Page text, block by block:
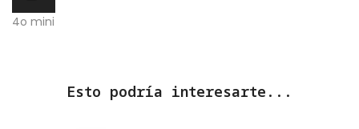
4o mini
Esto podría interesarte...